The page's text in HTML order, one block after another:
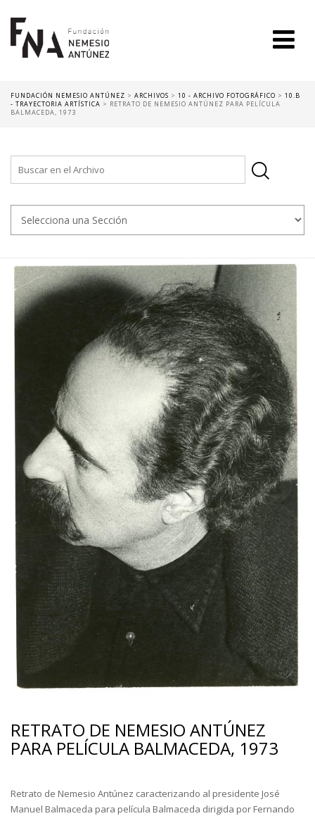
FUNDACIÓN NEMESIO ANTÚNEZ > ARCHIVOS > 10 - ARCHIVO FOTOGRÁFICO > 10.B
- TRAYECTORIA ARTÍSTICA > RETRATO DE NEMESIO ANTÚNEZ PARA PELÍCULA
BALMACEDA, 1973
RETRATO DE NEMESIO ANTÚNEZ
PARA PELÍCULA BALMACEDA, 1973
Retrato de Nemesio Antúnez caracterizando al presidente José
Manuel Balmaceda para película Balmaceda dirigida por Fernando